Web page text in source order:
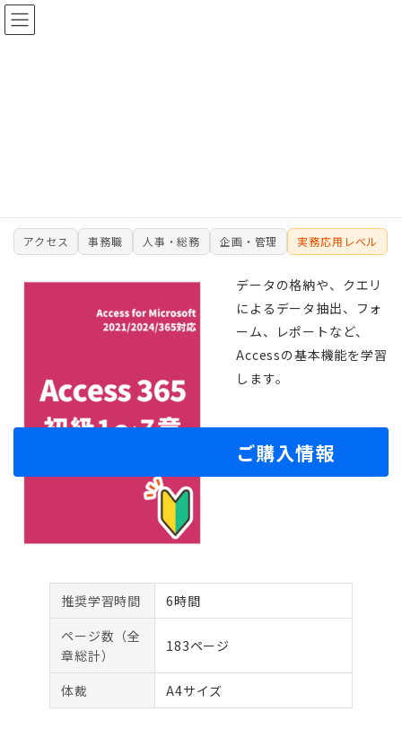
コ
ン
プ
ナ
ビ
動
アクセス 事務職 人事・総務 企画・管理 実務応用レベル
データの格納や、クエリ
によるデータ抽出、フォ
ーム、レポートなど、
Accessの基本機能を学習
します。
ご購入情報
推奨学習時間
6時間
ページ数（全
章総計）
183ページ
体裁 A4サイズ